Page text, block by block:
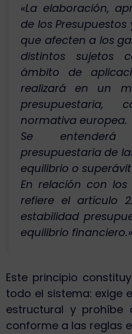
«La elaboración,
de los
que afecten a los
distintos sujetos
ámbito de
realizará en un
normativa europea.
Se entenderá
presupuestaria de
equilibrio o
En relación con
refiere el artículo
estabilidad
equilibrio financiero.»
Este principio
todo el sistema: exige
estructural y prohíbe
conforme a las reglas